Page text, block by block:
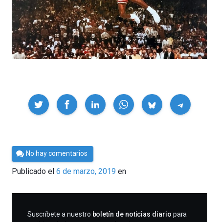
Compartir
Por
César
Tomé
No hay comentarios
Publicado el 6 de marzo, 2019 en
SUSCRIBIRME
Suscríbete a nuestro boletín de noticias diario para